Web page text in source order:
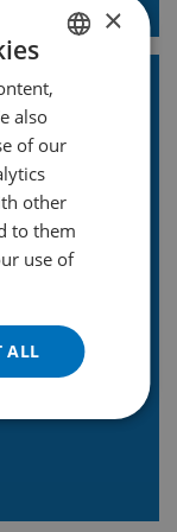
ons
DUTCH
ENGLISH
FRENCH
GERMAN
SPANISH
×
also
of our
other
to them
use of
ALL